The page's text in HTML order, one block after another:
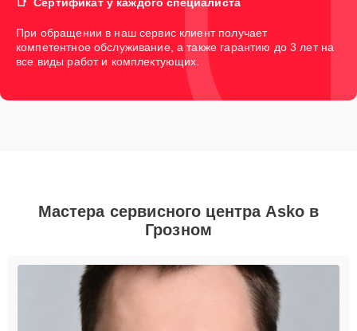
При обращении в наш сервис клиент получает
компетентное обслуживание, а также гарантию до 3 лет на
все виды работ и комплектующих.
Мастера сервисного центра Asko в
Грозном